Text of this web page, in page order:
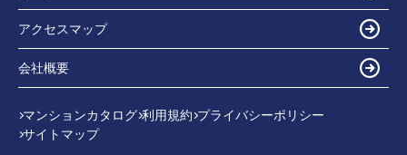
アクセスマップ
会社概要
マンションカタログ 利用規約 プライバシーポリシー
サイトマップ